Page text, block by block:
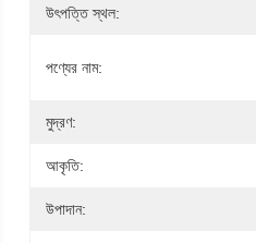
উৎপত্তি স্থল:
পণ্যের নাম:
মুদ্রণ:
আকৃতি:
উপাদান: